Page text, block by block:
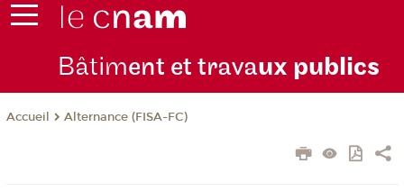
Bâtiment et travaux publics
Accueil Alternance (FISA-FC)